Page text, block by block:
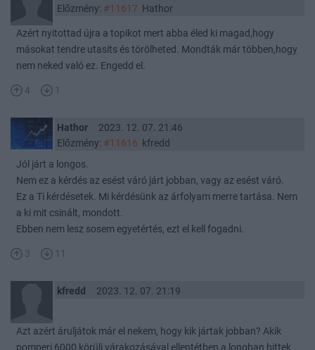
Előzmény: #11617 Hathor
Azért nyitottad újra a topikot mert abba éled ki magad,hogy
másokat tendre utasits és törölheted. Mondták már többen,hogy
nem neked való ez. Engedd el.
4 1
Hathor
2023. 12. 07. 21:46
Előzmény: #11616 kfredd
Jól járt a longos.
Nem ez a kérdés az esést váró járt jobban, vagy az esést váró.
Ez a Ti kérdésetek. Mi kérdésünk az árfolyam merre tartása. Nem
a ki mit csinált, mondott.
Ebben nem lesz sosem egyetértés, ezt el kell fogadni.
3 11
kfredd 2023. 12. 07. 21:19
Azt azért áruljátok már el nekem, hogy kik jártak jobban? Akik
pomperj 6000 körüli várakozásával ellentétben a longban hittek